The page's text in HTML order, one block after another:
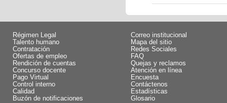
Régimen Legal
Talento humano
Contratación
Ofertas de empleo
Rendición de cuentas
Concurso docente
Pago Virtual
Control interno
Calidad
Buzón de notificaciones
Correo institucional
Mapa del sitio
Redes Sociales
FAQ
Quejas y reclamos
Atención en línea
Encuesta
Contáctenos
Estadísticas
Glosario